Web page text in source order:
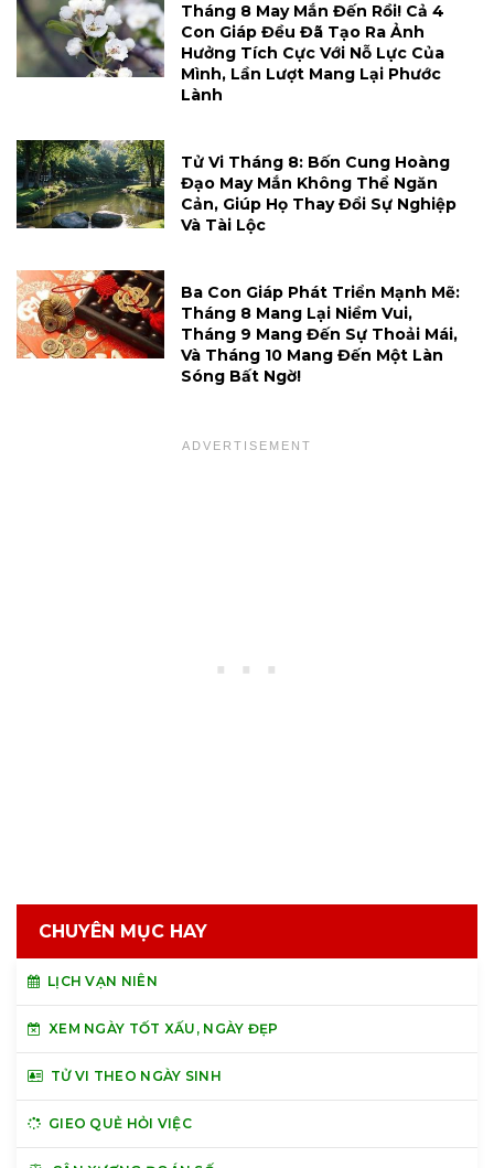
Tháng 8 May Mắn Đến Rồi! Cả 4
Con Giáp Đều Đã Tạo Ra Ảnh
Hưởng Tích Cực Với Nỗ Lực Của
Mình, Lần Lượt Mang Lại Phước
Lành
Tử Vi Tháng 8: Bốn Cung Hoàng
Đạo May Mắn Không Thể Ngăn
Cản, Giúp Họ Thay Đổi Sự Nghiệp
Và Tài Lộc
Ba Con Giáp Phát Triển Mạnh Mẽ:
Tháng 8 Mang Lại Niềm Vui,
Tháng 9 Mang Đến Sự Thoải Mái,
Và Tháng 10 Mang Đến Một Làn
Sóng Bất Ngờ!
CHUYÊN MỤC HAY
LỊCH VẠN NIÊN
XEM NGÀY TỐT XẤU, NGÀY ĐẸP
TỬ VI THEO NGÀY SINH
GIEO QUẺ HỎI VIỆC